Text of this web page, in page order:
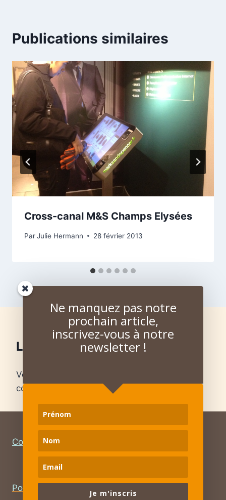
Publications similaires
Cross-canal M&S Champs Elysées
ParJulie Hermann 28 février 2013
Laisser un commentaire
Vous devez
commentaire.
Contact–Mentions légales
Politique de confidentialité – RGPD
Ne manquez pas notre
prochain article,
inscrivez-vous à notre
newsletter !
Je m'inscris